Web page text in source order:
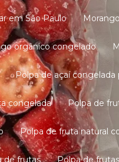
em São Paulo
orgânico congelado
Polpa de açaí congelada
congelada Polpa de
Polpa de fruta natural
de frutas Polpa de